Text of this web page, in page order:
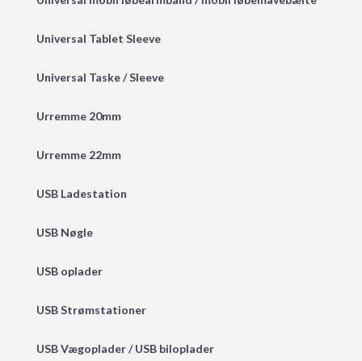
Universal Tablet Sleeve
Universal Taske / Sleeve
Urremme 20mm
Urremme 22mm
USB Ladestation
USB Nøgle
USB oplader
USB Strømstationer
USB Vægoplader / USB biloplader